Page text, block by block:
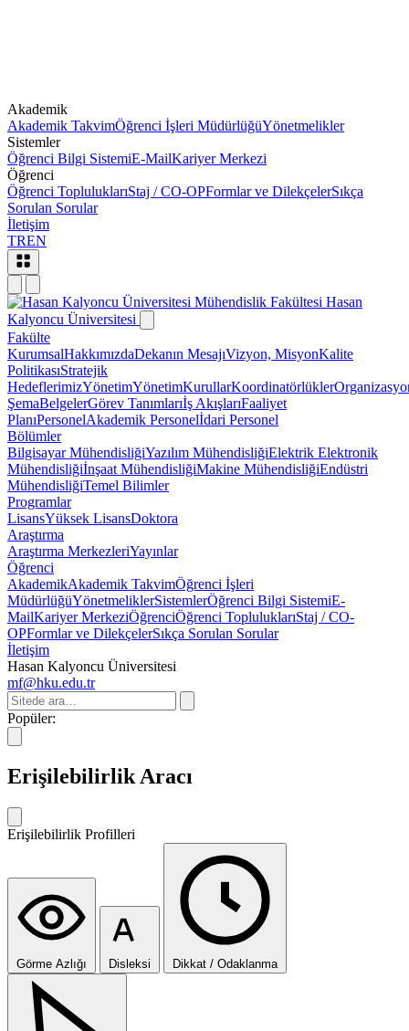
Akademik
Akademik TakvimÖğrenci İşleri MüdürlüğüYönetmelikler
Sistemler
Öğrenci Bilgi SistemiE-MailKariyer Merkezi
Öğrenci
Öğrenci TopluluklarıStaj / CO-OPFormlar ve DilekçelerSıkça
Sorulan Sorular
İletişim
TREN
Mühendislik Fakültesi Hasan
Kalyoncu Üniversitesi
Fakülte
KurumsalHakkımızdaDekanın MesajıVizyon, MisyonKalite
PolitikasıStratejik
HedeflerimizYönetimYönetimKurullarKoordinatörlükler
ŞemaBelgelerGörev Tanımlarıİş AkışlarıFaaliyet
PlanıPersonelAkademik Personelİdari Personel
Bölümler
Bilgisayar MühendisliğiYazılım MühendisliğiElektrik Elektronik
Mühendisliğiİnşaat MühendisliğiMakine MühendisliğiEndüstri
MühendisliğiTemel Bilimler
Programlar
LisansYüksek LisansDoktora
Araştırma
Araştırma MerkezleriYayınlar
Öğrenci
AkademikAkademik TakvimÖğrenci İşleri
MüdürlüğüYönetmeliklerSistemlerÖğrenci Bilgi SistemiE-
MailKariyer MerkeziÖğrenciÖğrenci TopluluklarıStaj / CO-
OPFormlar ve DilekçelerSıkça Sorulan Sorular
İletişim
Hasan Kalyoncu Üniversitesi
mf@hku.edu.tr
Popüler:
Erişilebilirlik Aracı
Erişilebilirlik Profilleri
Görme Azlığı Disleksi Dikkat / Odaklanma